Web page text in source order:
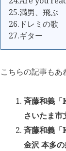
25.満男、飛ぶ
26.ドレミの歌
27.ギター
こちらの記事もあ
斉藤和義
さいたま
斉藤和義
金沢 本多